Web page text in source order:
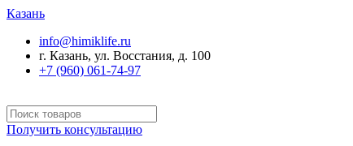
Казань
info@himiklife.ru
г. Казань, ул. Восстания, д. 100
+7 (960) 061-74-97
Получить консультацию